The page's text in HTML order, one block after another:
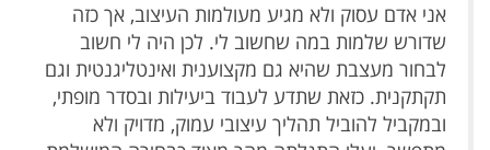
אני אדם עסוק ולא מגיע מעולמות העיצוב, אך כזה
שדורש שלמות במה שחשוב לי. לכן היה לי חשוב
לבחור מעצבת שהיא גם מקצוענית ואינטליגנטית וגם
תקתקנית. כזאת שתדע לעבוד ביעילות ובסדר מופתי,
ובמקביל להוביל תהליך עיצובי עמוק, מדויק ולא